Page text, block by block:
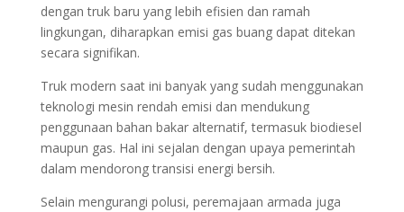
dengan truk baru yang lebih efisien dan ramah
lingkungan, diharapkan emisi gas buang dapat ditekan
secara signifikan.
Truk modern saat ini banyak yang sudah menggunakan
teknologi mesin rendah emisi dan mendukung
penggunaan bahan bakar alternatif, termasuk biodiesel
maupun gas. Hal ini sejalan dengan upaya pemerintah
dalam mendorong transisi energi bersih.
Selain mengurangi polusi, peremajaan armada juga